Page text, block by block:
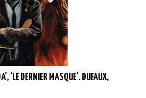
‘LE DERNIER MASQUE’. DUFAUX,